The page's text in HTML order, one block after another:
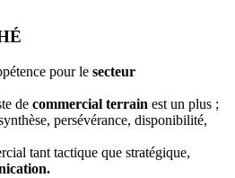
pour le secteur
de commercial terrain est un plus ;
persévérance, disponibilité,
tant tactique que stratégique,